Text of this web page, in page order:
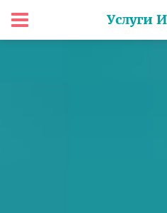
Услуги